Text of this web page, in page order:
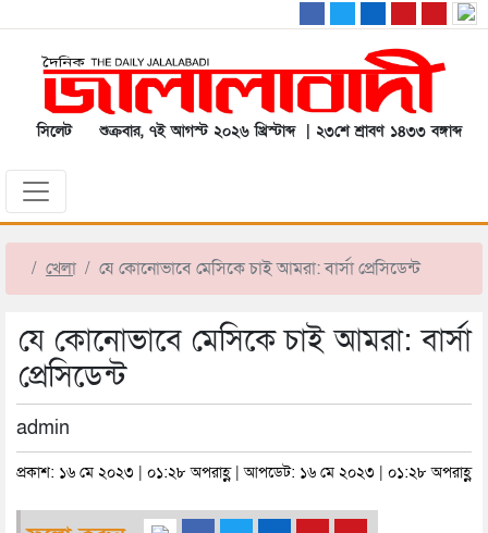
সিলেট শুক্রবার, ৭ই আগস্ট ২০২৬ খ্রিস্টাব্দ | ২৩শে শ্রাবণ ১৪৩৩ বঙ্গাব্দ
খেলা যে কোনোভাবে মেসিকে চাই আমরা: বার্সা প্রেসিডেন্ট
যে কোনোভাবে মেসিকে চাই আমরা: বার্সা
প্রেসিডেন্ট
admin
প্রকাশ: ১৬ মে ২০২৩ | ০১:২৮ অপরাহ্ণ | আপডেট: ১৬ মে ২০২৩ | ০১:২৮ অপরাহ্ণ